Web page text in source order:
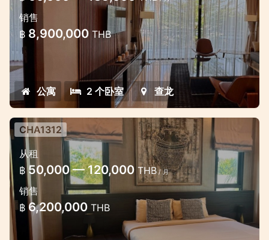
销售
฿ 8,900,000 THB
公寓 2 个卧室 查龙
CHA1312
从租
฿ 50,000 — 120,000 THB/ 月
销售
฿ 6,200,000 THB